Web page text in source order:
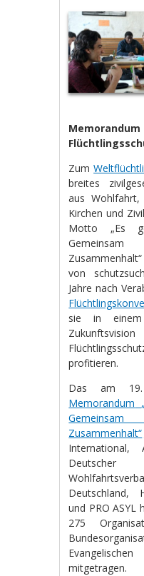
Zum
breites
aus Wohlfahrt,
Kirchen und
Motto „Es
von
Jahre nach
sie in einem
profitieren.
Das am 19.
Memorandum
Zusammenhalt“
International,
Deutschland,
und PRO ASYL
275
mitgetragen.